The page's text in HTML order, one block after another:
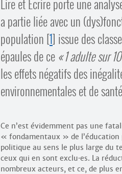
Lire et Écrire porte une
a partie liée avec un
population [1] issue des
épaules de ce 1 adulte sur 10
les effets négatifs des
environnementales et de
Ce n’est évidemment pas une
« fondamentaux » de l’éducation
politique au sens le plus large du
ceux qui en sont exclu·es. La
nombreux acteurs, et ce, de plus